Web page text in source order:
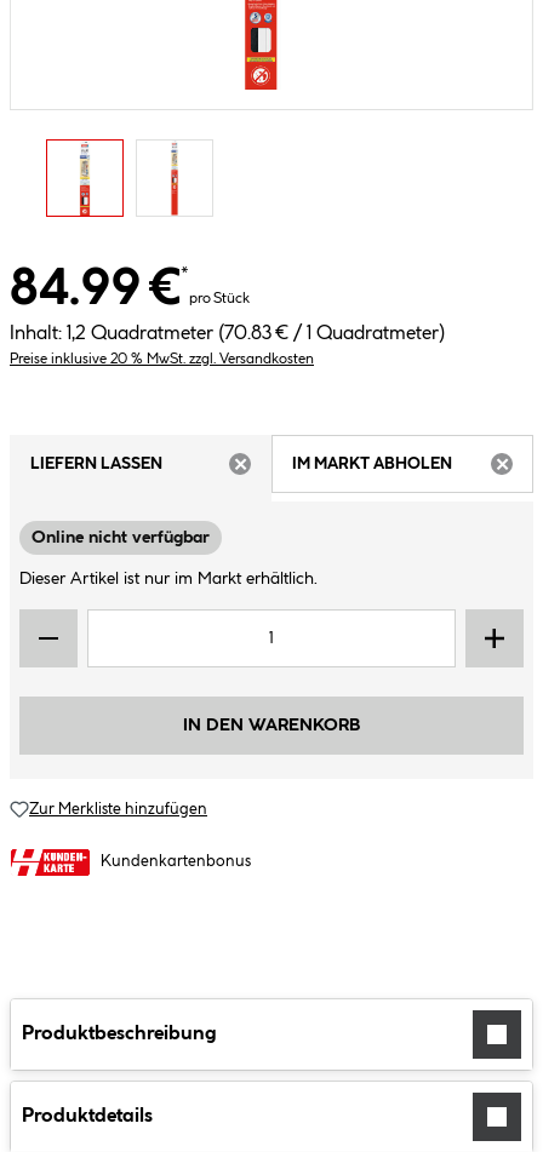
84.99 €*
pro Stück
Inhalt: 1,2 Quadratmeter (70.83 € / 1 Quadratmeter)
Preise inklusive 20 % MwSt. zzgl. Versandkosten
LIEFERN LASSEN
IM MARKT ABHOLEN
Online nicht verfügbar
Dieser Artikel ist nur im Markt erhältlich.
IN DEN WARENKORB
Zur Merkliste hinzufügen
Kundenkartenbonus
Produktbeschreibung
Produktdetails